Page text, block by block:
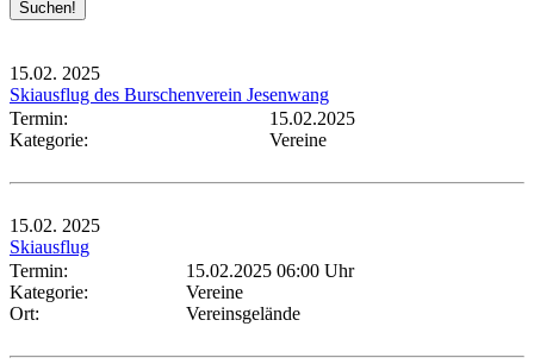
15.02. 2025
Skiausflug des Burschenverein Jesenwang
Termin:
15.02.2025
Kategorie:
Vereine
15.02. 2025
Skiausflug
Termin:
15.02.2025 06:00 Uhr
Kategorie:
Vereine
Ort:
Vereinsgelände